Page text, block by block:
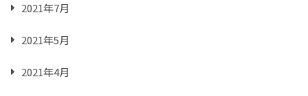
2021年7月
2021年5月
2021年4月